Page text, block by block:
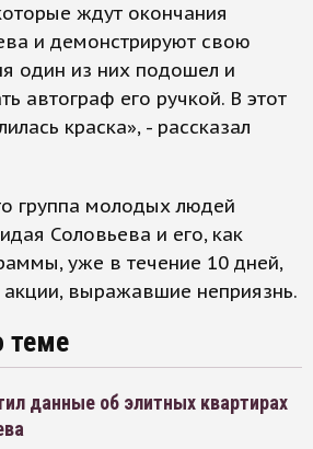
ждут окончания
и демонстрируют свою
один из них подошел и
автограф его ручкой. В этот
краска», - рассказал
группа молодых людей
Соловьева и его, как
уже в течение 10 дней,
выражавшие неприязнь.
теме
данные об элитных квартирах